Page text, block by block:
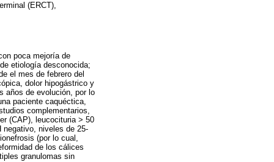
(ERCT),
poca mejoría de
etiología desconocida;
el mes de febrero del
dolor hipogástrico y
años de evolución, por lo
paciente caquéctica,
complementarios,
(CAP), leucocituria > 50
negativo, niveles de 25-
(por lo cual,
de los cálices
granulomas sin